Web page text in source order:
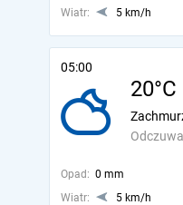
Wiatr:
5 km/h
05:00
20°C
Opad: 0 mm
Wiatr:
5 km/h